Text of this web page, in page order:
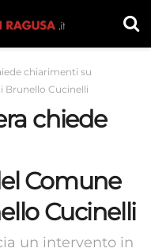
chiarimenti su
Brunello Cucinelli
chiede
Comune
Cucinelli
un intervento in